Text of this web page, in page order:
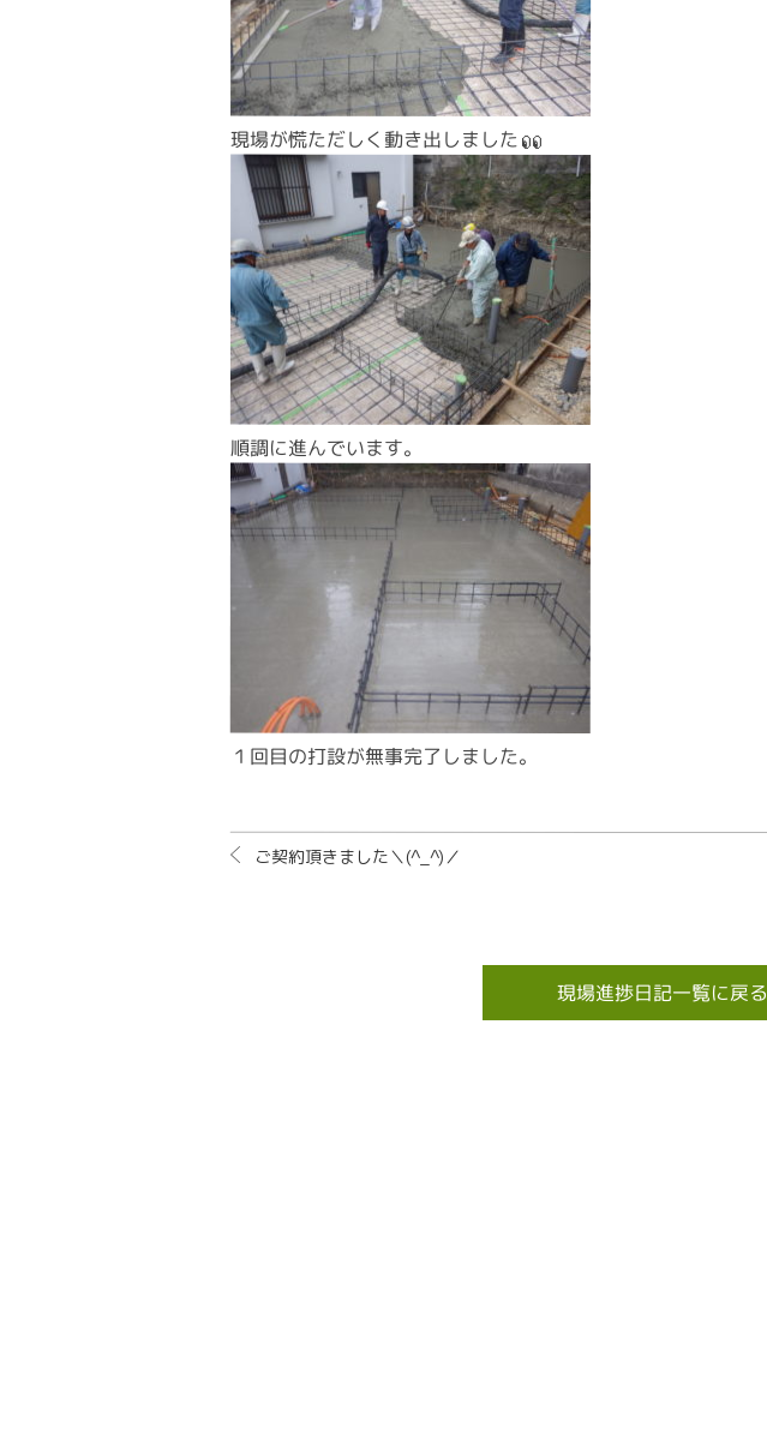
現場が慌ただしく動き出しました
順調に進んでいます。
１回目の打設が無事完了しました。
ご契約頂きました＼(^_^)／
現場進捗日記一覧に戻る